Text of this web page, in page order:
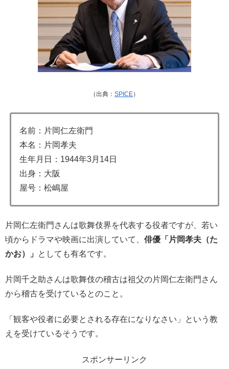
（出典： SPICE）
名前：片岡仁左衛門
本名：片岡孝夫
生年月日：1944年3月14日
出身：大阪
屋号：松嶋屋
片岡仁左衛門さんは歌舞伎界を代表する役者ですが、若い
頃からドラマや映画に出演していて、 俳優「片岡孝夫（た
かお）」
としても有名です。
片岡千之助さんは歌舞伎の稽古は祖父の片岡仁左衛門さん
から稽古を受けているとのこと。
「観客や役者に必要とされる存在になりなさい」という教
えを受けているそうです。
スポンサーリンク